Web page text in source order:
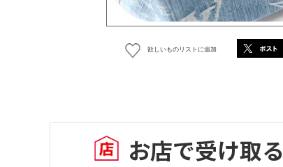
欲しいものリストに追加
お店で受け取る